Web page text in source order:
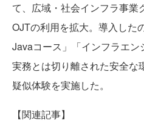
て、広域・社会インフラ事業
OJTの利用を拡大。導入した
Javaコース」「インフラエン
実務とは切り離された安全な
疑似体験を実施した。
【関連記事】